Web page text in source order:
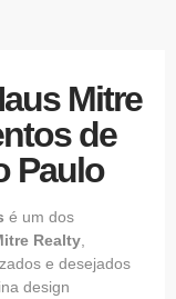
Mitre
de
Paulo
é um dos
Realty,
e desejados
design